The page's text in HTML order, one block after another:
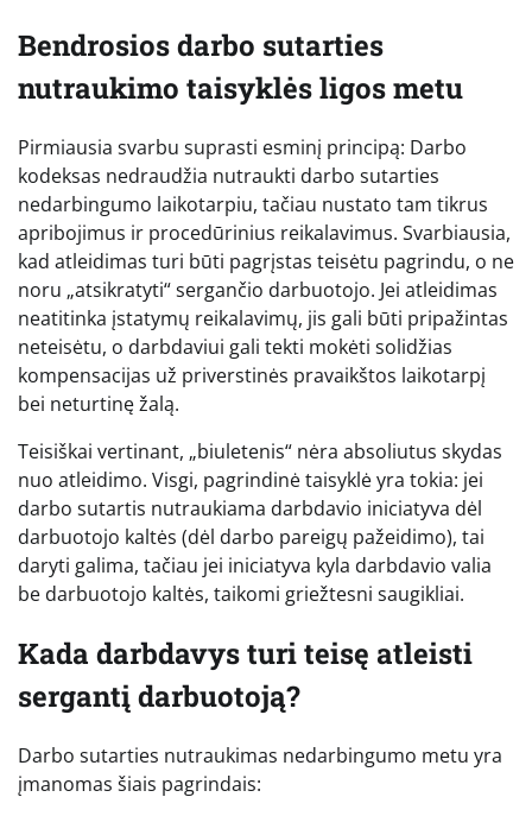
Bendrosios darbo sutarties
nutraukimo taisyklės ligos metu
Pirmiausia svarbu suprasti esminį principą: Darbo
kodeksas nedraudžia nutraukti darbo sutarties
nedarbingumo laikotarpiu, tačiau nustato tam tikrus
apribojimus ir procedūrinius reikalavimus. Svarbiausia,
kad atleidimas turi būti pagrįstas teisėtu pagrindu, o ne
noru „atsikratyti“ sergančio darbuotojo. Jei atleidimas
neatitinka įstatymų reikalavimų, jis gali būti pripažintas
neteisėtu, o darbdaviui gali tekti mokėti solidžias
kompensacijas už priverstinės pravaikštos laikotarpį
bei neturtinę žalą.
Teisiškai vertinant, „biuletenis“ nėra absoliutus skydas
nuo atleidimo. Visgi, pagrindinė taisyklė yra tokia: jei
darbo sutartis nutraukiama darbdavio iniciatyva dėl
darbuotojo kaltės (dėl darbo pareigų pažeidimo), tai
daryti galima, tačiau jei iniciatyva kyla darbdavio valia
be darbuotojo kaltės, taikomi griežtesni saugikliai.
Kada darbdavys turi teisę atleisti
sergantį darbuotoją?
Darbo sutarties nutraukimas nedarbingumo metu yra
įmanomas šiais pagrindais: